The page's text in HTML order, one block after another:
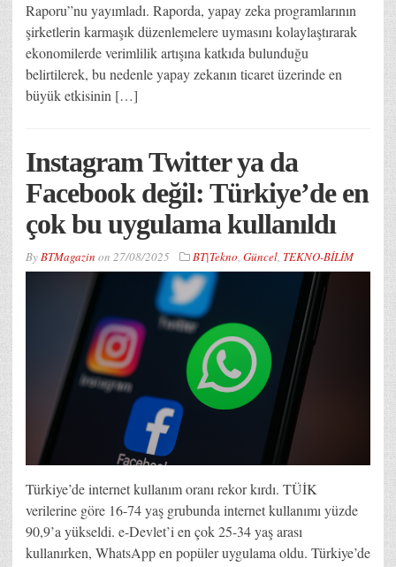
Raporu”nu yayımladı. Raporda, yapay zeka programlarının
şirketlerin karmaşık düzenlemelere uymasını kolaylaştırarak
ekonomilerde verimlilik artışına katkıda bulunduğu
belirtilerek, bu nedenle yapay zekanın ticaret üzerinde en
büyük etkisinin […]
Instagram Twitter ya da
Facebook değil: Türkiye’de en
çok bu uygulama kullanıldı
ByBTMagazin on 27/08/2025 BT|Tekno, Güncel, TEKNO-BİLİM
Türkiye’de internet kullanım oranı rekor kırdı. TÜİK
verilerine göre 16-74 yaş grubunda internet kullanımı yüzde
90,9’a yükseldi. e-Devlet’i en çok 25-34 yaş arası
kullanırken, WhatsApp en popüler uygulama oldu. Türkiye’de